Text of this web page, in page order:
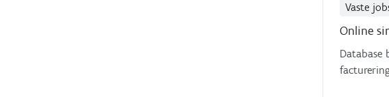
Vaste
Online
Database